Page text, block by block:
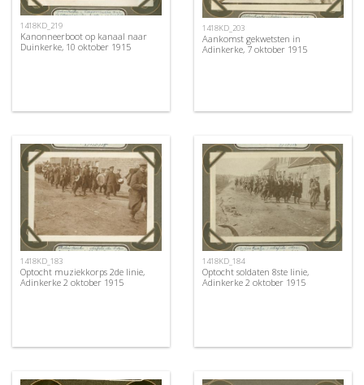
1418KD_219
Kanonneerboot op kanaal naar
Duinkerke, 10 oktober 1915
1418KD_203
Aankomst gekwetsten in
Adinkerke, 7 oktober 1915
1418KD_183
Optocht muziekkorps 2de linie,
Adinkerke 2 oktober 1915
1418KD_184
Optocht soldaten 8ste linie,
Adinkerke 2 oktober 1915